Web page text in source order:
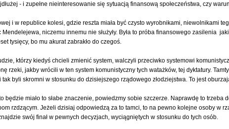
- i zupełne nieinteresowanie się sytuacją finansową społeczeństwa, czy
i w republice kolesi, gdzie reszta miała być czysto wyrobnikami, niewolnikami
niczemu innemu nie służyły. Była to próba finansowego zasilenia
tysięcy, bo mu akurat zabrakło do czegoś.
którzy kiedyś chcieli zmienić system, walczyli przeciwko systemowi
rzeki, jakby wrócili w ten system komunistyczny tych watażków, tej dyktatury.
byli skromni w stosunku do dzisiejszego rządowego złodziejstwa. To jest
będzie miało to słabe znaczenie, powiedzmy sobie szczerze. Naprawdę to trzeba
rzdzącym. Jeżeli dzisiaj odpowiedzą za to tamci, to na pewno kolejne osoby w
swój finał w pewnych decyzjach, wyciągniętych w stosunku do tych osób.